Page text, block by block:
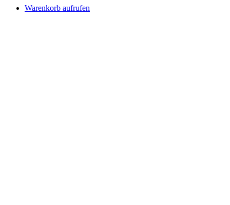
Warenkorb aufrufen